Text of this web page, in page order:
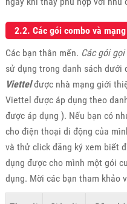
2.2. Các gói combo và
Các bạn thân mến. Các gói
sử dụng trong danh sách dưới
Viettelđược nhà mạng giới
Viettel được áp dụng theo
được áp dụng ). Nếu bạn có
cho điện thoại di động của
và thử click đăng ký xem biết
dụng được cho mình một gói
dụng. Mời các bạn tham khảo